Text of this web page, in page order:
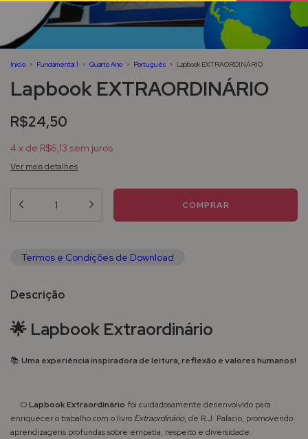
Início > Fundamental 1 > Quarto Ano > Português > Lapbook EXTRAORDINÁRIO
Lapbook EXTRAORDINÁRIO
R$24,50
4 x de R$6,13 sem juros
Ver mais detalhes
Termos e Condições de Download
Descrição
🌟 Lapbook Extraordinário
📚 Uma experiência inspiradora de leitura, reflexão e valores humanos!
OLapbook Extraordinário foi cuidadosamente desenvolvido para
enriquecer o trabalho com o livro Extraordinário, de R.J. Palacio, promovendo
aprendizagens profundas sobre empatia, respeito e diversidade.